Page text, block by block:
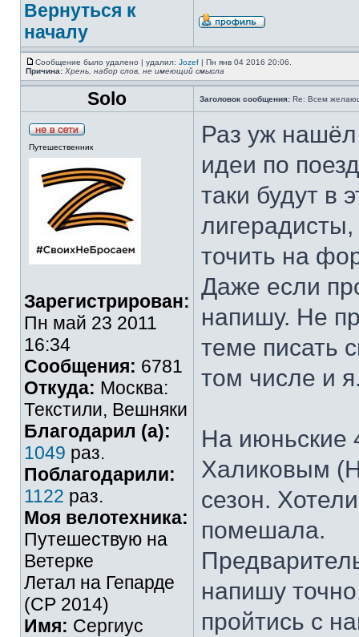
Вернуться к
началу
Сообщение было удалено | удалил: Jozef | Пн янв 04 2016 20:06.
Причина: Хрень, набор слов, не имеющий смысла
Solo Заголовок сообщения: Re: Всем
Путешественник
Зарегистрирован:
Пн май 23 2011
16:34
Сообщения: 6781
Откуда: Москва:
Текстили, Вешняки
Благодарил (а):
1049 раз.
Поблагодарили:
1122 раз.
Моя велотехника:
Путешествую на
Ветерке
Летал на Гепарде
(СР 2014)
Имя: Сергиус
Раз уж нашёл
идеи по
таки будут в
лигерадисты,
точить на
Даже если
напишу. Не
теме писать
том числе и
На июньские
Халиковым
сезон.
помешала.
напишу
пройтись с